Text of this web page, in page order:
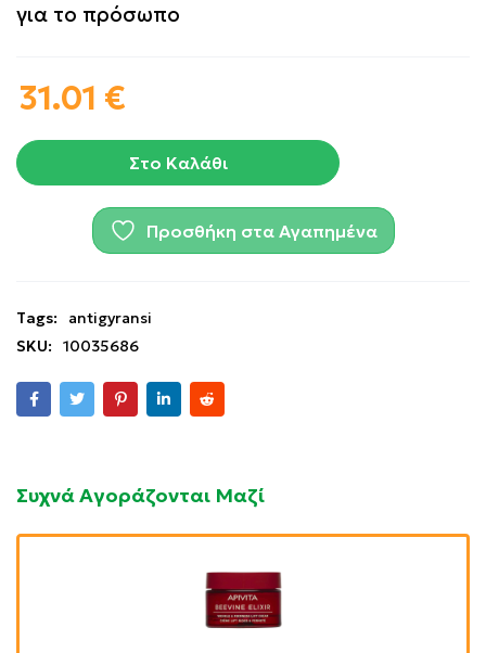
για το πρόσωπο
31.01 €
Στο Καλάθι
Προσθήκη στα Αγαπημένα
Tags:
antigyransi
SKU:
10035686
Συχνά Αγοράζονται Μαζί